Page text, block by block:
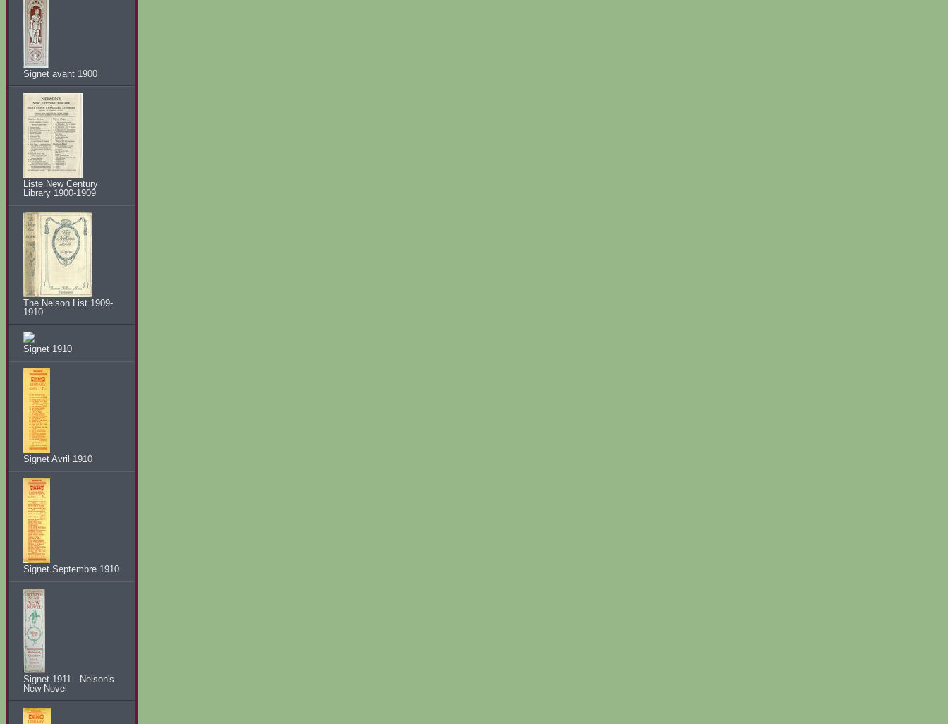
Signet avant 1900
Liste New Century
Library 1900-1909
The Nelson List 1909-
1910
Signet 1910
Signet Avril 1910
Signet Septembre 1910
Signet 1911 - Nelson's
New Novel